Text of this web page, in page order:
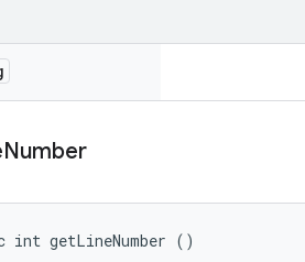
Number
int getLineNumber ()